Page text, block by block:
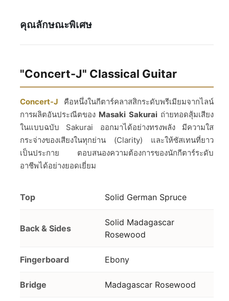
คุณลักษณะพิเศษ
"Concert-J" Classical Guitar
Concert-J คือหนึ่งในกีตาร์คลาสสิกระดับพรีเมียมจากไลน์
การผลิตอันประณีตของ Masaki Sakuraiถ่ายทอดสุ้มเสียง
ในแบบฉบับ Sakurai ออกมาได้อย่างทรงพลัง มีความใส
กระจ่างของเสียงในทุกย่าน (Clarity) และให้ซัสเทนที่ยาว
เป็นประกาย ตอบสนองความต้องการของนักกีตาร์ระดับ
อาชีพได้อย่างยอดเยี่ยม
Top Solid German Spruce
Back & Sides
Solid Madagascar
Rosewood
Fingerboard Ebony
Bridge Madagascar Rosewood